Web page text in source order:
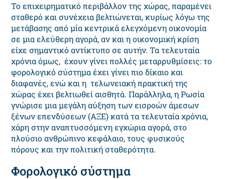
Το επιχειρηματικό περιβάλλον της χώρας, παραμένει
σταθερό και συνέχεια βελτιώνεται, κυρίως λόγω της
μετάβασης από μία κεντρικά ελεγχόμενη οικονομία
σε μια ελεύθερη αγορά, αν και η οικονομική κρίση
είχε σημαντικό αντίκτυπο σε αυτήν. Τα τελευταία
χρόνια όμως, έχουν γίνει πολλές μεταρρυθμίσεις: το
φορολογικό σύστημα έχει γίνει πιο δίκαιο και
διαφανές, ενώ και η τελωνειακή πρακτική της
χώρας έχει βελτιωθεί αισθητά. Παράλληλα, η Ρωσία
γνώρισε μια μεγάλη αύξηση των εισροών άμεσων
ξένων επενδύσεων (ΑΞΕ) κατά τα τελευταία χρόνια,
χάρη στην αναπτυσσόμενη εγχώρια αγορά, στο
πλούσιο ανθρώπινο κεφάλαιο, τους φυσικούς
πόρους και την πολιτική σταθερότητα.
Φορολογικό σύστημα